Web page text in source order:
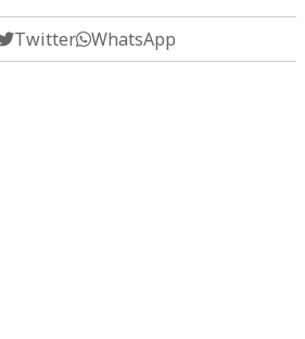
Twitter WhatsApp